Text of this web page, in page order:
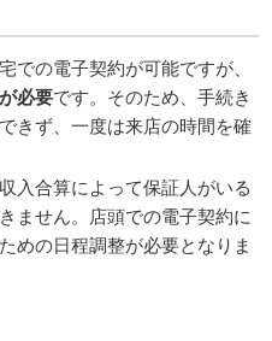
での電子契約が可能ですが、
必要です。そのため、手続き
きず、一度は来店の時間を確
入合算によって保証人がいる
ません。店頭での電子契約に
めの日程調整が必要となりま